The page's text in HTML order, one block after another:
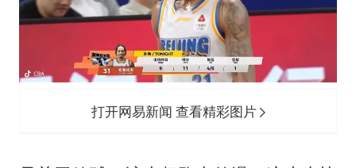
打开网易新闻 查看精彩图片